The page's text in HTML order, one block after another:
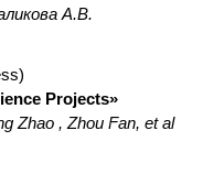
А.В.
Projects»
Zhao , Zhou Fan, et al